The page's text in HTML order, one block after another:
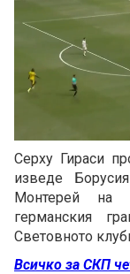
Серху Гираси
изведе
Монтерей на
германския
Световното
Всичко за СКП